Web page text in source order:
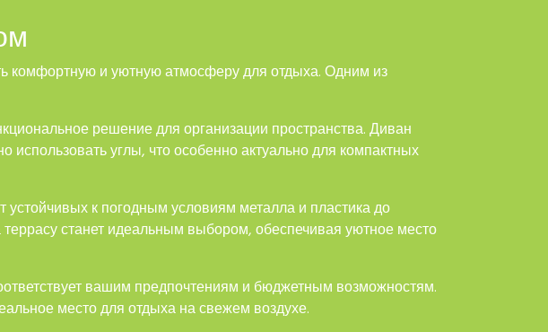
комфортную и уютную атмосферу для отдыха. Одним из
решение для организации пространства. Диван
углы, что особенно актуально для компактных
к погодным условиям металла и пластика до
станет идеальным выбором, обеспечивая уютное место
вашим предпочтениям и бюджетным возможностям.
место для отдыха на свежем воздухе.